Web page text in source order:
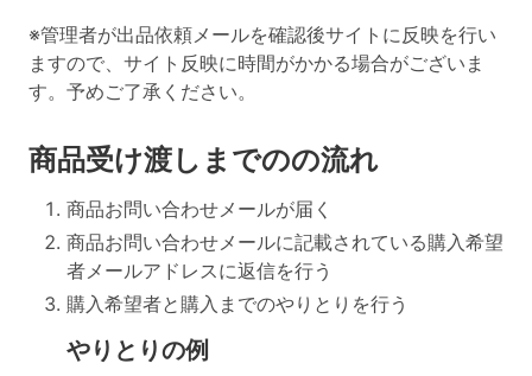
※管理者が出品依頼メールを確認後サイトに反映を行い
ますので、サイト反映に時間がかかる場合がございま
す。予めご了承ください。
商品受け渡しまでのの流れ
商品お問い合わせメールが届く
商品お問い合わせメールに記載されている購入希望
者メールアドレスに返信を行う
購入希望者と購入までのやりとりを行う
やりとりの例